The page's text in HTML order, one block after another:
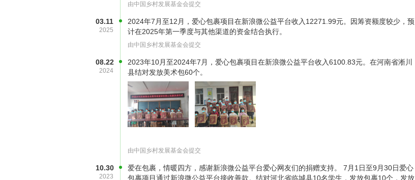
（照片已授权）
由中国乡村发展基金会提交
03.11
2025
2024年7月至12月，爱心包裹项目在新浪微公益平台收入12271.99元。因筹资额度较少，预
计在2025年第一季度与其他渠道的资金结合执行。
由中国乡村发展基金会提交
08.22
2024
2023年10月至2024年7月，爱心包裹项目在新浪微公益平台收入6100.83元。在河南省淅川
县结对发放美术包60个。
由中国乡村发展基金会提交
10.30
2023
爱在包裹，情暖四方，感谢新浪微公益平台爱心网友们的捐赠支持。 7月1日至9月30日爱心
包裹项目通过新浪微公益平台接收善款。结对河北省临城县10名学生，发放包裹10个，发放